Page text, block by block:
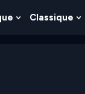
Show
Classique